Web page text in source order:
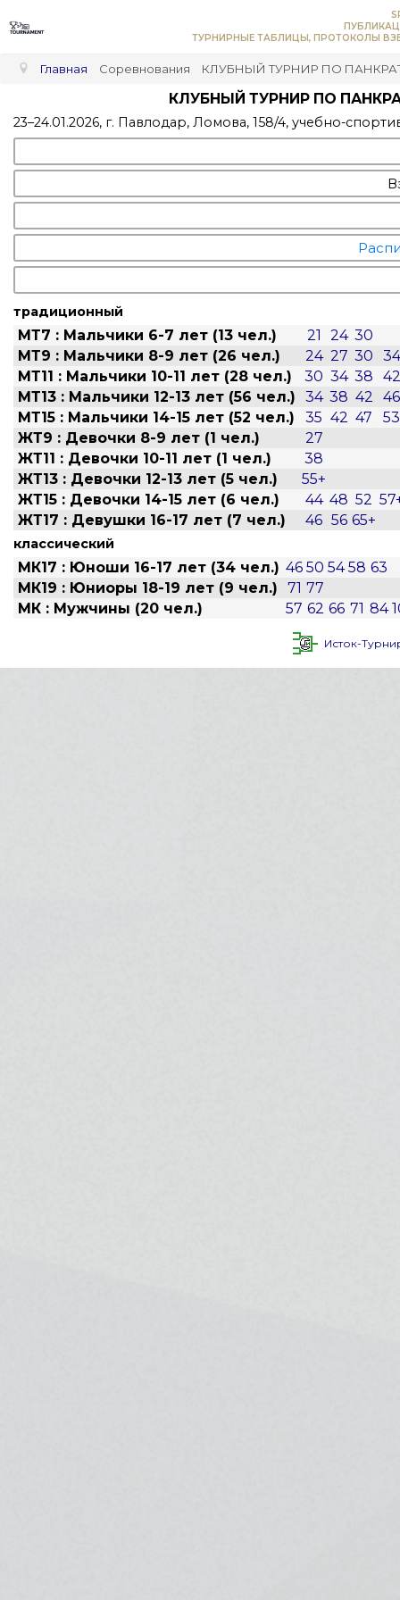
ТУРНИРНЫЕ ТАБЛИЦЫ, ПРОТОКОЛЫ
Главная Соревнования КЛУБНЫЙ ТУРНИР ПО
КЛУБНЫЙ ТУРНИР ПО
23–24.01.2026, г. Павлодар, Ломова, 158/4, учебно-
традиционный
МТ7 : Мальчики 6-7 лет (13 чел.) 21 24 30
МТ9 : Мальчики 8-9 лет (26 чел.)
24 27 30
34
МТ11 : Мальчики 10-11 лет (28 чел.)
30 34 38
42
МТ13 : Мальчики 12-13 лет (56 чел.)
34 38 42
46
МТ15 : Мальчики 14-15 лет (52 чел.)
35 42 47
53
ЖТ9 : Девочки 8-9 лет (1 чел.)
27
ЖТ11 : Девочки 10-11 лет (1 чел.)
38
ЖТ13 : Девочки 12-13 лет (5 чел.)
55+
ЖТ15 : Девочки 14-15 лет (6 чел.)
44 48 52
ЖТ17 : Девушки 16-17 лет (7 чел.)
46 56 65+
классический
МК17 : Юноши 16-17 лет (34 чел.) 46 50 54 58 63
МК19 : Юниоры 18-19 лет (9 чел.)
71 77
МК : Мужчины (20 чел.)
57 62 66 71 84
Исток-